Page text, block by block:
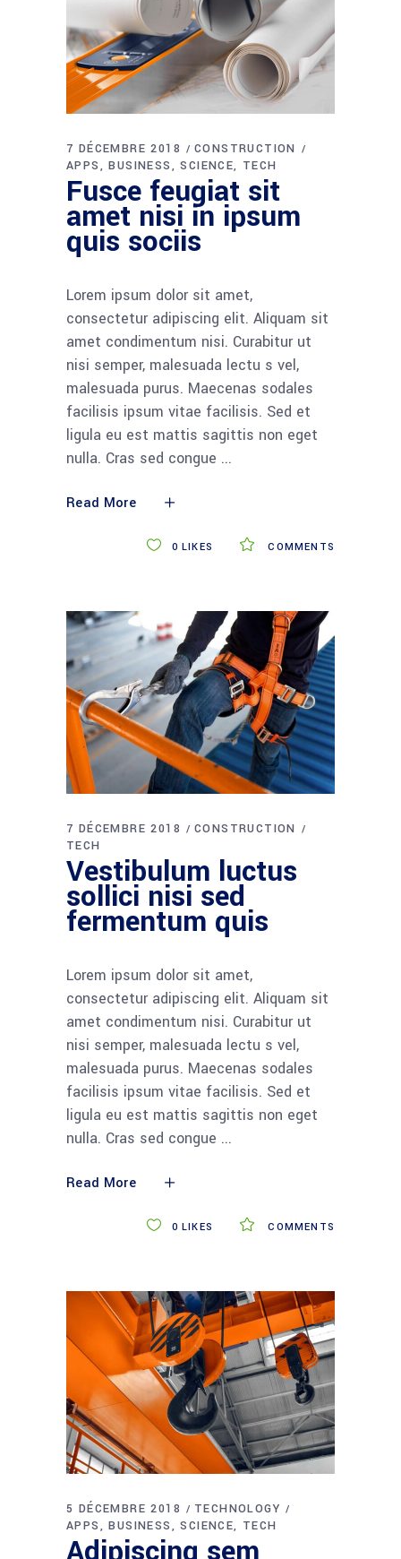
7 DÉCEMBRE 2018
CONSTRUCTION
APPS
BUSINESS SCIENCE TECH
Fusce feugiat sit
amet nisi in ipsum
quis sociis
Lorem ipsum dolor sit amet,
consectetur adipiscing elit. Aliquam sit
amet condimentum nisi. Curabitur ut
nisi semper, malesuada lectu s vel,
malesuada purus. Maecenas sodales
facilisis ipsum vitae facilisis. Sed et
ligula eu est mattis sagittis non eget
nulla. Cras sed congue
Read More
COMMENTS
0 LIKES
7 DÉCEMBRE 2018
CONSTRUCTION
TECH
Vestibulum luctus
sollici nisi sed
fermentum quis
Lorem ipsum dolor sit amet,
consectetur adipiscing elit. Aliquam sit
amet condimentum nisi. Curabitur ut
nisi semper, malesuada lectu s vel,
malesuada purus. Maecenas sodales
facilisis ipsum vitae facilisis. Sed et
ligula eu est mattis sagittis non eget
nulla. Cras sed congue
Read More
COMMENTS
0 LIKES
5 DÉCEMBRE 2018
TECHNOLOGY
APPS
BUSINESS SCIENCE TECH